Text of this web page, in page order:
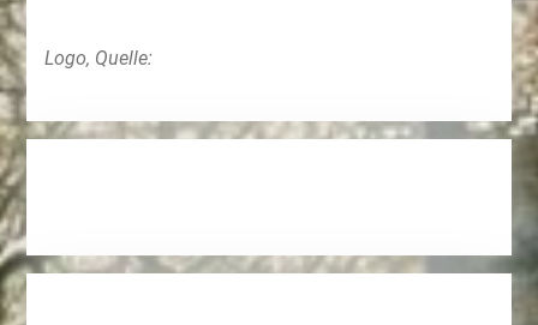
Logo, Quelle: